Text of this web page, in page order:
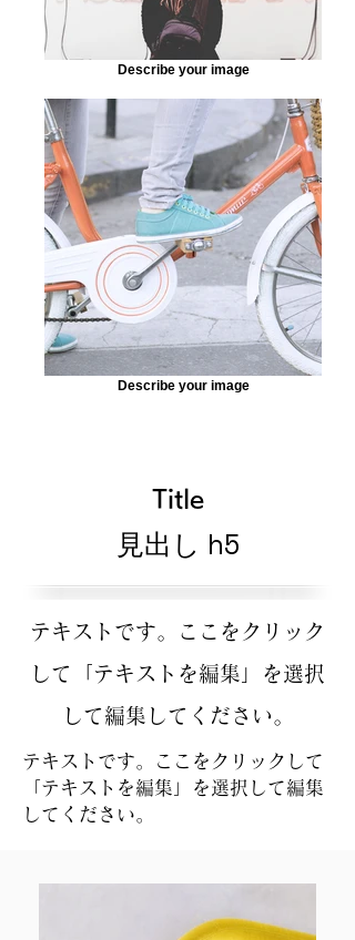
Describe your image
Describe your image
Title
見出し h5
テキストです。ここをクリック
して「テキストを編集」を選択
して編集してください。
テキストです。ここをクリックして
「テキストを編集」を選択して編集
してください。